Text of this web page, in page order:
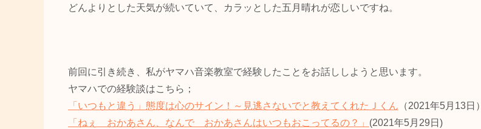
どんよりとした天気が続いていて、カラッとした五月晴れが恋しいですね。
前回に引き続き、私がヤマハ音楽教室で経験したことをお話ししようと思います。
ヤマハでの経験談はこちら；
「いつもと違う」態度は心のサイン！～見逃さないでと教えてくれたＪくん （2021年5月13日）
「ねぇ おかあさん、なんで おかあさんはいつもおこってるの？」 (2021年5月29日)